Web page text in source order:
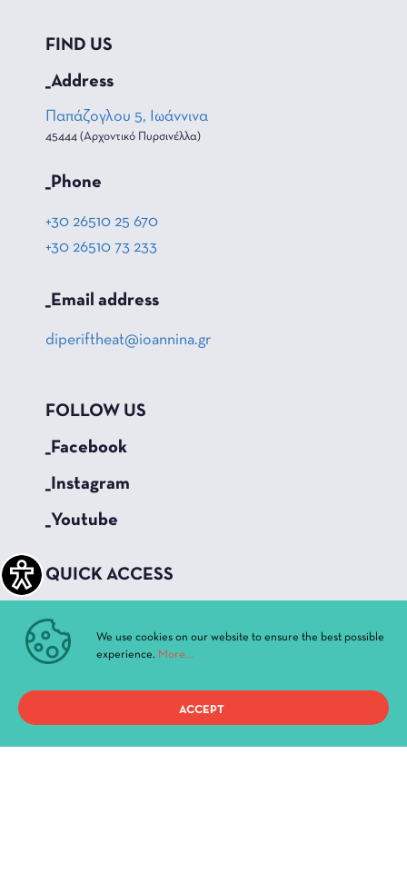
FIND US
_Address
Παπάζογλου 5, Ιωάννινα
45444 (Αρχοντικό Πυρσινέλλα)
_Phone
+30 26510 25 670
+30 26510 73 233
_Email address
diperiftheat@ioannina.gr
FOLLOW US
_Facebook
_Instagram
_Youtube
QUICK ACCESS
Archive
News & Announcements
Buildings and Halls
We use cookies on our website to ensure the best possible
experience. More...
ACCEPT